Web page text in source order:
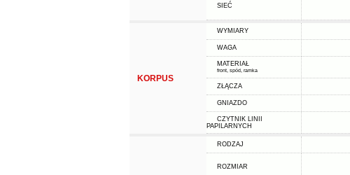
SIEĆ
KORPUS
WYMIARY
WAGA
MATERIAŁ
front, spód, ramka
ZŁĄCZA
GNIAZDO
CZYTNIK LINII
PAPILARNYCH
RODZAJ
ROZMIAR